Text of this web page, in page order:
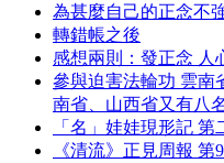
為甚麼自己的正念不
轉錯帳之後
感想兩則：發正念 人
參與迫害法輪功 雲南
南省、山西省又有八
「名」娃娃現形記 第
《清流》正見周報 第